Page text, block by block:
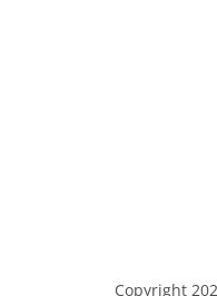
Copyright